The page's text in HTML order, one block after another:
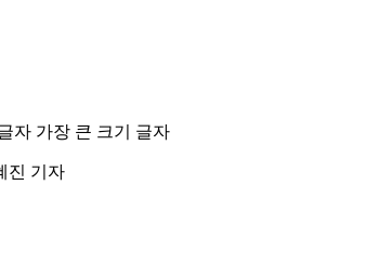
자 가장 큰 크기 글자